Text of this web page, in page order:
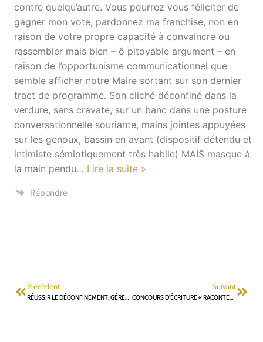
contre quelqu’autre. Vous pourrez vous féliciter de
gagner mon vote, pardonnez ma franchise, non en
raison de votre propre capacité à convaincre ou
rassembler mais bien – ô pitoyable argument – en
raison de l’opportunisme communicationnel que
semble afficher notre Maire sortant sur son dernier
tract de programme. Son cliché déconfiné dans la
verdure, sans cravate, sur un banc dans une posture
conversationnelle souriante, mains jointes appuyées
sur les genoux, bassin en avant (dispositif détendu et
intimiste sémiotiquement très habile) MAIS masque à
la main pendu… Lire la suite »
Répondre
Précédent
RÉUSSIR LE DÉCONFINEMENT, GÉRER LA CRISE, ANTICIPER LE MONDE D’APRÈS
Suivant
CONCOURS D’ÉCRITURE « RACONTEZ-NOUS VOTRE CONFINEMENT » PETIT PRINCE